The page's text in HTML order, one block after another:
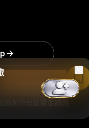
：立即訂閱我們的電
失所有投資金額的
在 Bybit App 中閱讀